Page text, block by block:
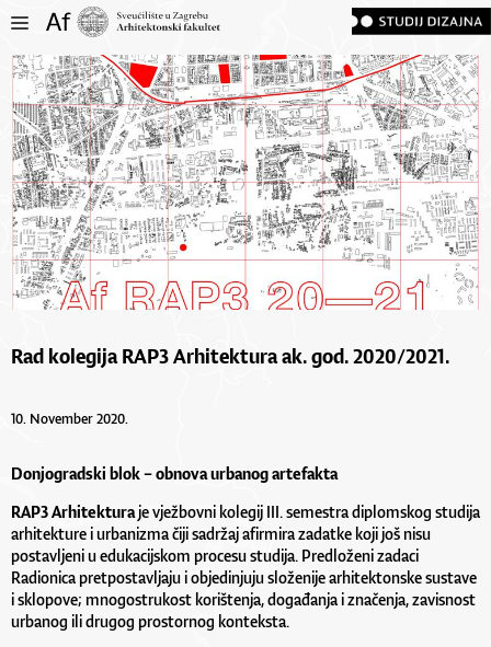
Rad kolegija RAP3 Arhitektura ak. god. 2020/2021.
10. November 2020.
Donjogradski blok – obnova urbanog artefakta
RAP3 Arhitekturaje vježbovni kolegij III. semestra diplomskog studija
arhitekture i urbanizma čiji sadržaj afirmira zadatke koji još nisu
postavljeni u edukacijskom procesu studija. Predloženi zadaci
Radionica pretpostavljaju i objedinjuju složenije arhitektonske sustave
i sklopove; mnogostrukost korištenja, događanja i značenja, zavisnost
urbanog ili drugog prostornog konteksta.